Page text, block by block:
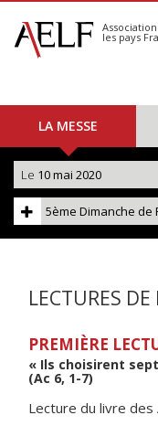
S'abonner
Calendrier
les pays
LA MESSE
Le 10 mai 2020
5ème Dimanche de
LECTURES DE
PREMIÈRE
« Ils choisirent
(Ac 6, 1-7)
Lecture du livre